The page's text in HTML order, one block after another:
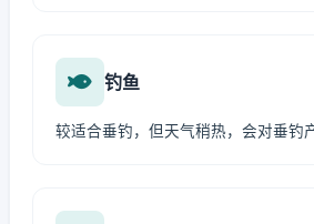
钓鱼
较适合垂钓，但天气稍热，会对垂钓